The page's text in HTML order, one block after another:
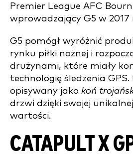
Premier League AFC
wprowadzający G5 w 2017
G5 pomógł wyróżnić
rynku piłki nożnej i
drużynami, które miały
technologię śledzenia GPS.
opisywany jako koń
drzwi dzięki swojej
wartości.
CATAPULT X